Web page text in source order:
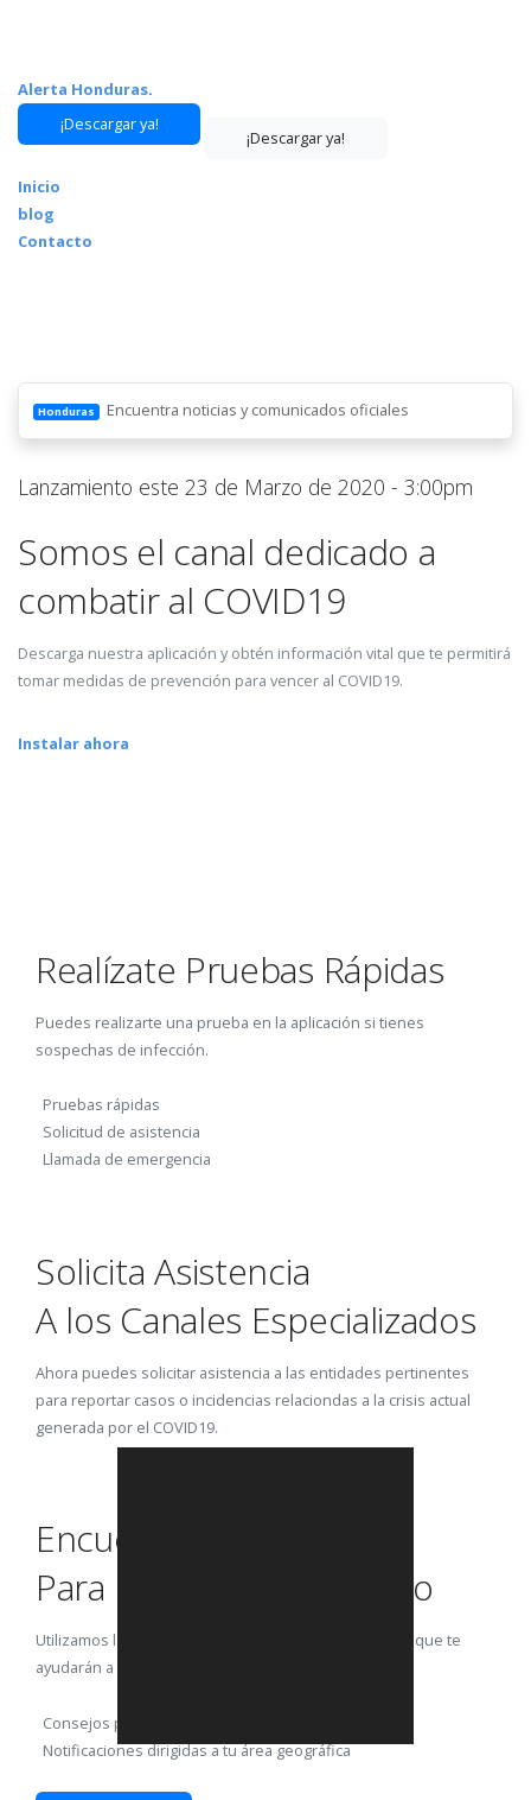
Alerta Honduras.
¡Descargar ya!
¡Descargar ya!
Inicio
blog
Contacto
Honduras Encuentra noticias y comunicados oficiales
Lanzamiento este 23 de Marzo de 2020 - 3:00pm
Somos el canal dedicado a
combatir al COVID19
Descarga nuestra aplicación y obtén información vital que te permitirá
tomar medidas de prevención para vencer al COVID19.
Instalar ahora
Realízate Pruebas Rápidas
Puedes realizarte una prueba en la aplicación si tienes
sospechas de infección.
Pruebas rápidas
Solicitud de asistencia
Llamada de emergencia
Solicita Asistencia
A los Canales Especializados
Ahora puedes solicitar asistencia a las entidades pertinentes
para reportar casos o incidencias relaciondas a la crisis actual
generada por el COVID19.
Encuentra Consejos
Para Prevenir el Contagio
Utilizamos la aplicación para poder enviarte consejos que te
ayudarán a prevenir el contagio con el virus.
Consejos prácticos
Notificaciones dirigidas a tu área geográfica